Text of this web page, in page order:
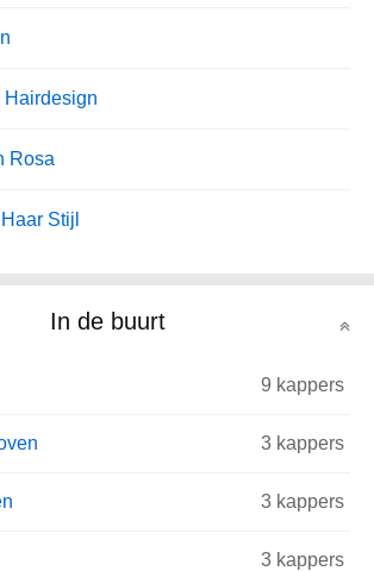
Rosa
Stijl
In de buurt
9 kappers
3 kappers
3 kappers
3 kappers